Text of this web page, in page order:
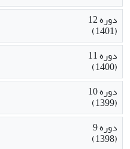
دوره 12
(1401)
دوره 11
(1400)
دوره 10
(1399)
دوره 9
(1398)